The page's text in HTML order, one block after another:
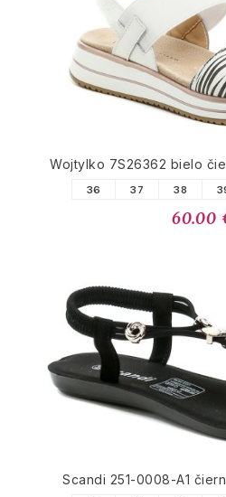
Wojtylko 7S26362 bielo
36 37 38
60.00
Scandi 251-0008-A1